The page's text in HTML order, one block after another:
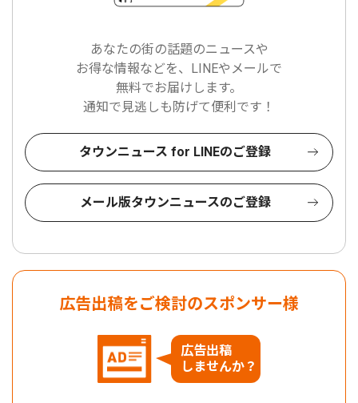
あなたの街の話題のニュースや
お得な情報などを、LINEやメールで
無料でお届けします。
通知で見逃しも防げて便利です！
タウンニュース for LINEのご登録
メール版タウンニュースのご登録
広告出稿をご検討のスポンサー様
広告出稿
しませんか？